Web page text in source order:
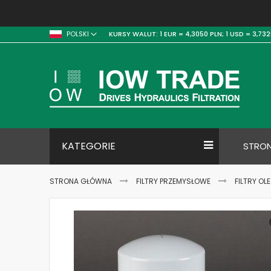
POLSKI KURSY WALUT: 1 EUR = 4,3050 PLN; 1 USD =
KATEGORIE
STRONA GŁÓWNA FILTRY PRZEMYSŁOWE FILTRY